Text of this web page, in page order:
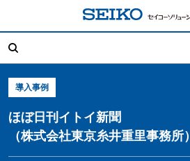
索:
導入事例
ほぼ日刊イトイ新聞
（株式会社東京糸井重里事務所）